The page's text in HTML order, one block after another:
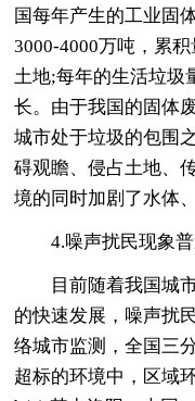
国每年产生的工业固
3000-4000万吨，累
土地;每年的生活垃圾
长。由于我国的固体
城市处于垃圾的包围
碍观瞻、侵占土地、
境的同时加剧了水体
4.噪声扰民现象
目前随着我国城
的快速发展，噪声扰
络城市监测，全国三
超标的环境中，区域